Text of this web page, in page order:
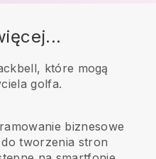
które mogą
golfa.
biznesowe
tworzenia stron